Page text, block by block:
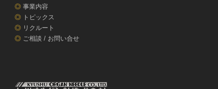
◎ 事業内容
◎ トピックス
◎ リクルート
◎ ご相談 / お問い合せ